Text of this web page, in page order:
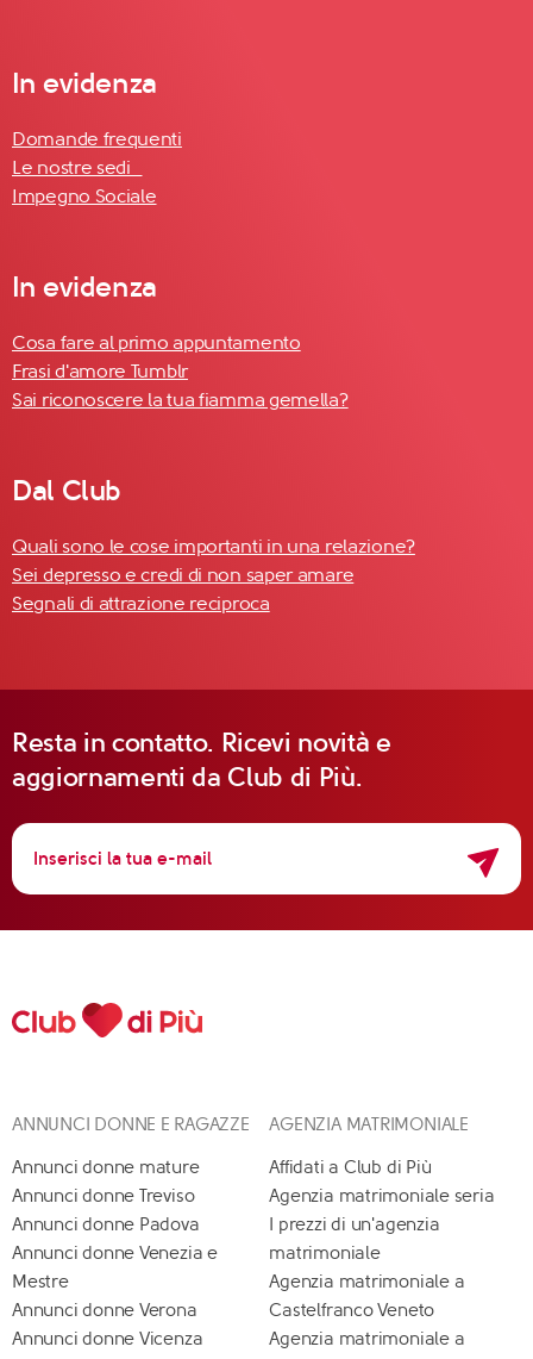
In evidenza
Domande frequenti
Le nostre sedi
Impegno Sociale
In evidenza
Cosa fare al primo appuntamento
Frasi d'amore Tumblr
Sai riconoscere la tua fiamma gemella?
Dal Club
Quali sono le cose importanti in una relazione?
Sei depresso e credi di non saper amare
Segnali di attrazione reciproca
Resta in contatto. Ricevi novità e
aggiornamenti da Club di Più.
ANNUNCI DONNE E RAGAZZE
Annunci donne mature
Annunci donne Treviso
Annunci donne Padova
Annunci donne Venezia e
Mestre
Annunci donne Verona
Annunci donne Vicenza
AGENZIA MATRIMONIALE
Affidati a Club di Più
Agenzia matrimoniale seria
I prezzi di un'agenzia
matrimoniale
Agenzia matrimoniale a
Castelfranco Veneto
Agenzia matrimoniale a